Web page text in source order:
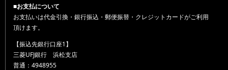
■お支払について
お支払いは代金引換・銀行振込・郵便振替・クレジットカードがご利用
頂けます。
【振込先銀行口座1】
三菱UFJ銀行 浜松支店
普通：4948955